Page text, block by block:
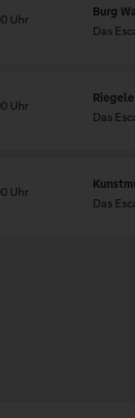
Uhr
Burg
Das
Uhr
Das
Uhr
Das